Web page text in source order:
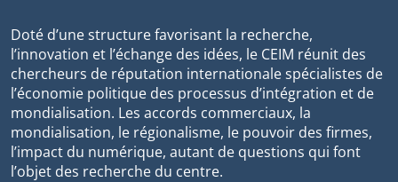
Doté d’une structure favorisant la recherche,
l’innovation et l’échange des idées, le CEIM réunit des
chercheurs de réputation internationale spécialistes de
l’économie politique des processus d’intégration et de
mondialisation. Les accords commerciaux, la
mondialisation, le régionalisme, le pouvoir des firmes,
l’impact du numérique, autant de questions qui font
l’objet des recherche du centre.